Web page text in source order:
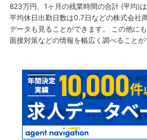
823万円、1ヶ月の残業時間の合計 (平均)
平均休日出勤日数は0.7日などの株式会社
データも見ることができます。 この他に
面接対策などの情報を幅広く調べることが